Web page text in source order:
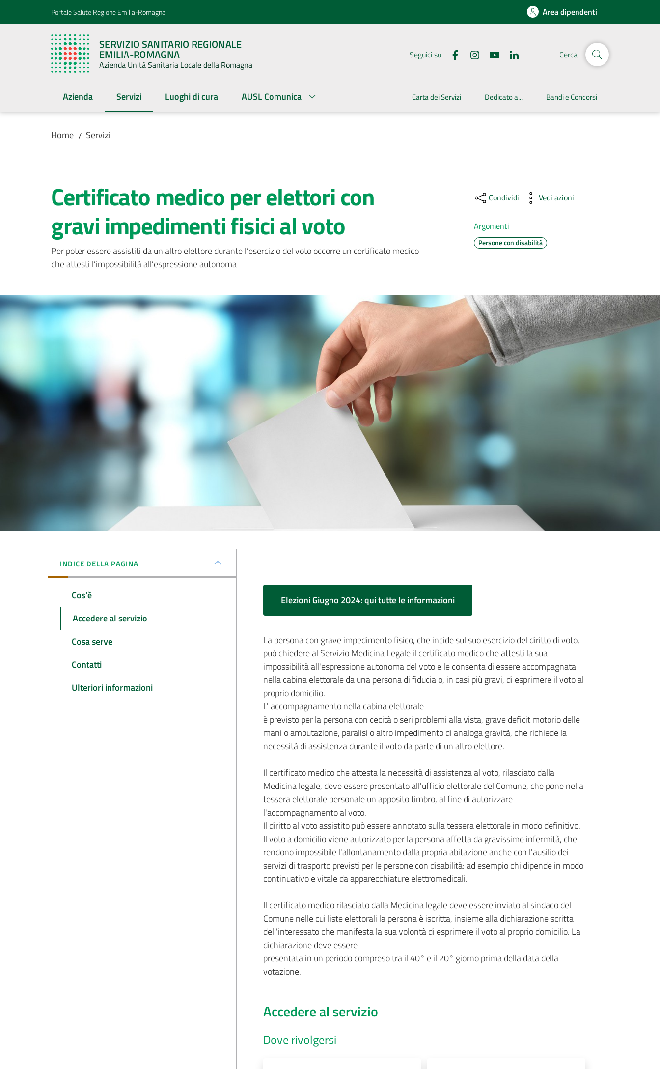
Vai al contenuto
Vai alla navigazionePortale Salute Regione Emilia-Romagna Area dipendenti
SERVIZIO SANITARIO REGIONALE
EMILIA-ROMAGNA
Azienda Unità Sanitaria Locale della Romagna
Seguici su Cerca
Azienda Servizi
Menu selezionatoLuoghi di cura AUSL Comunica Carta dei Servizi Dedicato a... Bandi e Concorsi
Home / Servizi
Salta al contenuto
Certificato medico per elettori con
gravi impedimenti fisici al voto
Per poter essere assistiti da un altro elettore durante l’esercizio del voto occorre un certificato medico
che attesti l’impossibilità all’espressione autonoma
Condividi Vedi azioni
Argomenti
Persone con disabilità
INDICE DELLA PAGINA
Cos'è
Accedere al servizio
Cosa serve
Contatti
Ulteriori informazioni
Elezioni Giugno 2024: qui tutte le informazioni
La persona con grave impedimento fisico, che incide sul suo esercizio del diritto di voto,
può chiedere al Servizio Medicina Legale il certificato medico che attesti la sua
impossibilità all'espressione autonoma del voto e le consenta di essere accompagnata
nella cabina elettorale da una persona di fiducia o, in casi più gravi, di esprimere il voto al
proprio domicilio.
L' accompagnamento nella cabina elettorale
è previsto per la persona con cecità o seri problemi alla vista, grave deficit motorio delle
mani o amputazione, paralisi o altro impedimento di analoga gravità, che richiede la
necessità di assistenza durante il voto da parte di un altro elettore.
Il certificato medico che attesta la necessità di assistenza al voto, rilasciato dalla
Medicina legale, deve essere presentato all'ufficio elettorale del Comune, che pone nella
tessera elettorale personale un apposito timbro, al fine di autorizzare
l'accompagnamento al voto.
Il diritto al voto assistito può essere annotato sulla tessera elettorale in modo definitivo.
Il voto a domicilio viene autorizzato per la persona affetta da gravissime infermità, che
rendono impossibile l'allontanamento dalla propria abitazione anche con l'ausilio dei
servizi di trasporto previsti per le persone con disabilità: ad esempio chi dipende in modo
continuativo e vitale da apparecchiature elettromedicali.
Il certificato medico rilasciato dalla Medicina legale deve essere inviato al sindaco del
Comune nelle cui liste elettorali la persona è iscritta, insieme alla dichiarazione scritta
dell'interessato che manifesta la sua volontà di esprimere il voto al proprio domicilio. La
dichiarazione deve essere
presentata in un periodo compreso tra il 40° e il 20° giorno prima della data della
votazione.
Accedere al servizio
Dove rivolgersi